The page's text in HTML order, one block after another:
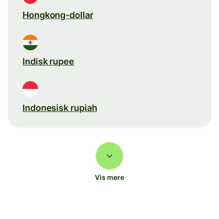
Hongkong-dollar
Indisk rupee
Indonesisk rupiah
Vis mere